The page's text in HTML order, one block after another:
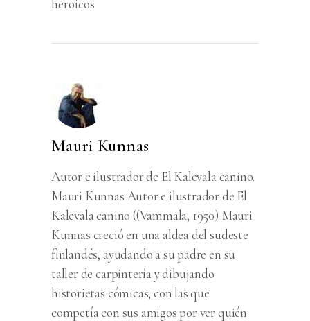
heroicos
Mauri Kunnas
Autor e ilustrador de El Kalevala canino.
Mauri Kunnas Autor e ilustrador de El
Kalevala canino ((Vammala, 1950) Mauri
Kunnas creció en una aldea del sudeste
finlandés, ayudando a su padre en su
taller de carpintería y dibujando
historietas cómicas, con las que
competía con sus amigos por ver quién